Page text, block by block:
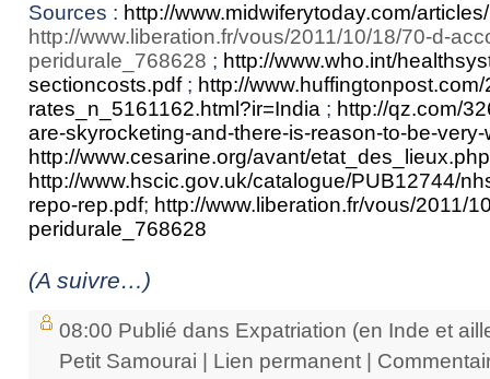
Sources : http://www.midwiferytoday.com/
http://www.liberation.fr/vous/2011/10/18/70-d-
peridurale_768628 ; http://www.who.int/
sectioncosts.pdf; http://
rates_n_5161162.html?ir=India ; http://qz.com/
are-skyrocketing-and-there-is-reason-to-be-very-
http://www.cesarine.org/avant/etat_des_lieux.php
http://www.hscic.gov.uk/catalogue/PUB12744/
repo-rep.pdf; http://www.liberation.fr/vous/2011/
peridurale_768628
(A suivre…)
08:00 Publié dans Expatriation (en Inde et
Petit Samourai
Lien permanent